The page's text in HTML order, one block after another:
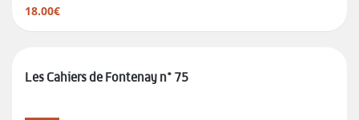
18.00€
Les Cahiers de Fontenay n° 75